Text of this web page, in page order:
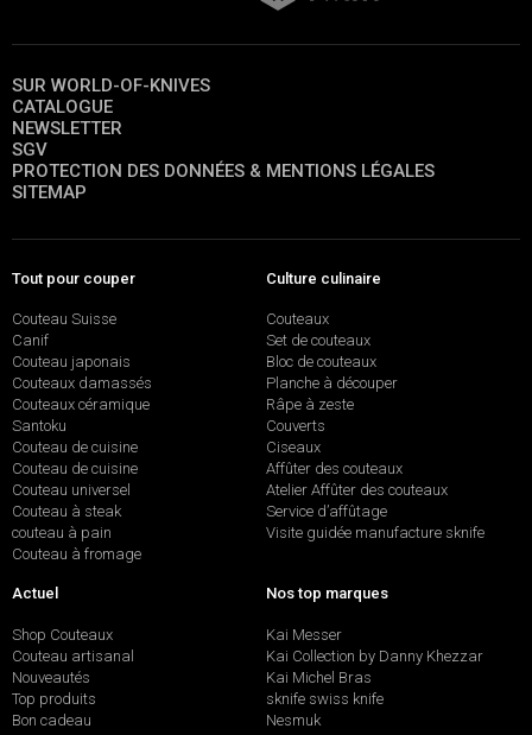
SUR WORLD-OF-KNIVES
CATALOGUE
NEWSLETTER
SGV
PROTECTION DES DONNÉES & MENTIONS LÉGALES
SITEMAP
Tout pour couper
Couteau Suisse
Canif
Couteau japonais
Couteaux damassés
Couteaux céramique
Santoku
Couteau de cuisine
Couteau de cuisine
Couteau universel
Couteau à steak
couteau à pain
Couteau à fromage
Culture culinaire
Couteaux
Set de couteaux
Bloc de couteaux
Planche à découper
Râpe à zeste
Couverts
Ciseaux
Affûter des couteaux
Atelier Affûter des couteaux
Service d’affûtage
Visite guidée manufacture sknife
Actuel
Shop Couteaux
Couteau artisanal
Nouveautés
Top produits
Bon cadeau
Nos top marques
Kai Messer
Kai Collection by Danny Khezzar
Kai Michel Bras
sknife swiss knife
Nesmuk